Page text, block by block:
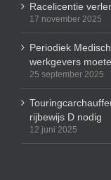
Racelicentie
17 november 2025
Periodiek
werkgevers
25 september 2025
rijbewijs D nodig
12 juni 2025